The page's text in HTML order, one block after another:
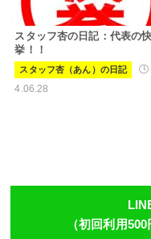
スタッフ杏の日記：代表の快
挙！！
スタッフ杏（あん）の日記
4.06.28
（初回利用